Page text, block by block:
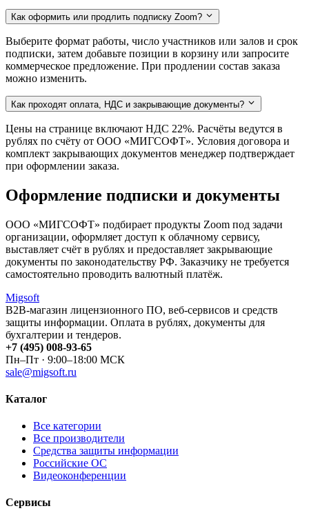
Как оформить или продлить подписку Zoom?
Выберите формат работы, число участников или залов и срок
подписки, затем добавьте позиции в корзину или запросите
коммерческое предложение. При продлении состав заказа
можно изменить.
Как проходят оплата, НДС и закрывающие документы?
Цены на странице включают НДС 22%. Расчёты ведутся в
рублях по счёту от ООО «МИГСОФТ». Условия договора и
комплект закрывающих документов менеджер подтверждает
при оформлении заказа.
Оформление подписки и документы
ООО «МИГСОФТ» подбирает продукты Zoom под задачи
организации, оформляет доступ к облачному сервису,
выставляет счёт в рублях и предоставляет закрывающие
документы по законодательству РФ. Заказчику не требуется
самостоятельно проводить валютный платёж.
Migsoft
B2B-магазин лицензионного ПО, веб-сервисов и средств
защиты информации. Оплата в рублях, документы для
бухгалтерии и тендеров.
+7 (495) 008-93-65
Пн–Пт · 9:00–18:00 МСК
sale@migsoft.ru
Каталог
Все категории
Все производители
Средства защиты информации
Российские ОС
Видеоконференции
Сервисы